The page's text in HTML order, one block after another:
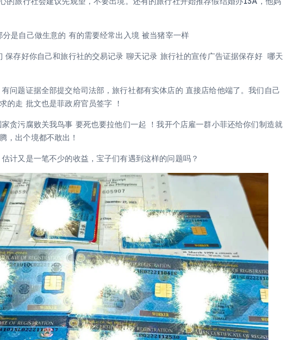
是自己做生意的 有的需要经常出入境 被当猪宰一样
保存好你自己和旅行社的交易记录 聊天记录 旅行社的宣传广告证据保存好 哪天
问题证据全部提交给司法部，旅行社都有实体店的 直接店给他端了。我们自己
的走 批文也是菲政府官员签字 ！
贪污腐败关我鸟事 要死也要拉他们一起 ！我开个店雇一群小菲还给你们制造就
，出个境都不敢出！
计又是一笔不少的收益，宝子们有遇到这样的问题吗？